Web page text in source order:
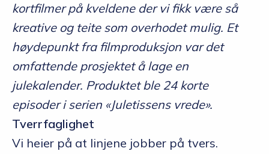
kortfilmer på kveldene der vi fikk være så
kreative og teite som overhodet mulig. Et
høydepunkt fra filmproduksjon var det
omfattende prosjektet å lage en
julekalender. Produktet ble 24 korte
episoder i serien «Juletissens vrede».
Tverrfaglighet
Vi heier på at linjene jobber på tvers.